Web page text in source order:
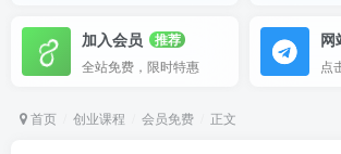
加入会员
推荐
全站免费，限时特惠
网
点
首页 创业课程 会员免费 正文